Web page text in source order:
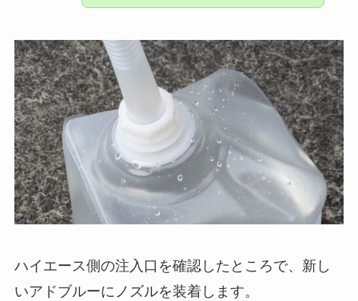
ハイエース側の注入口を確認したところで、新し
いアドブルーにノズルを装着します。